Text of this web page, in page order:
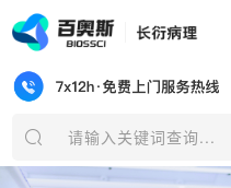
请输入关键词查询...